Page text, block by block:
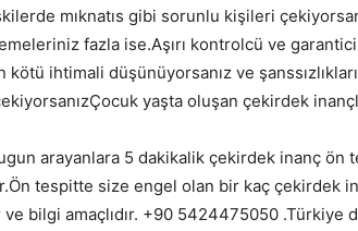
mıknatıs gibi sorunlu kişileri
fazla ise.Aşırı kontrolcü ve garantici
kötü ihtimali düşünüyorsanız ve
yaşta oluşan çekirdek
arayanlara 5 dakikalik çekirdek inanç
tespitte size engel olan bir kaç çekirdek
ve bilgi amaçlıdır. +90 5424475050 .Türkiye